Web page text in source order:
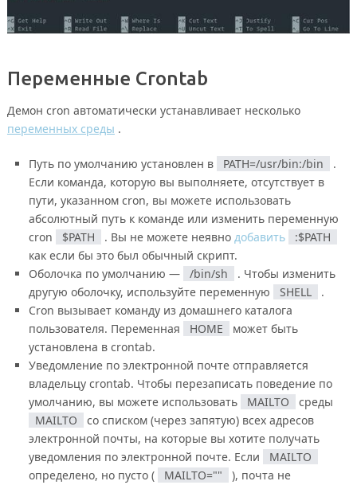
Переменные Crontab
Демон cron автоматически устанавливает несколько
переменных среды .
Путь по умолчанию установлен в PATH=/usr/bin:/bin
.
Если команда, которую вы выполняете, отсутствует в
пути, указанном cron, вы можете использовать
абсолютный путь к команде или изменить переменную
cron
$PATH . Вы не можете неявно добавить
:$PATH
как если бы это был обычный скрипт.
Оболочка по умолчанию —
/bin/sh
. Чтобы изменить
другую оболочку, используйте переменную
SHELL
.
Cron вызывает команду из домашнего каталога
пользователя. Переменная
HOME
может быть
установлена в crontab.
Уведомление по электронной почте отправляется
владельцу crontab. Чтобы перезаписать поведение по
умолчанию, вы можете использовать
MAILTO
среды
MAILTO
со списком (через запятую) всех адресов
электронной почты, на которые вы хотите получать
уведомления по электронной почте. Если
MAILTO
определено, но пусто (
MAILTO=""
), почта не